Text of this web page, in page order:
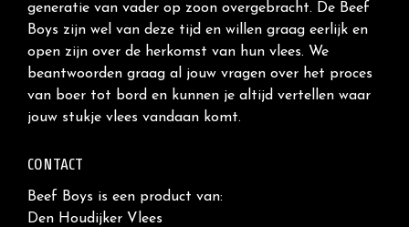
generatie van vader op zoon overgebracht. De Beef
Boys zijn wel van deze tijd en willen graag eerlijk en
open zijn over de herkomst van hun vlees. We
beantwoorden graag al jouw vragen over het proces
van boer tot bord en kunnen je altijd vertellen waar
jouw stukje vlees vandaan komt.
CONTACT
Beef Boys is een product van:
Den Houdijker Vlees